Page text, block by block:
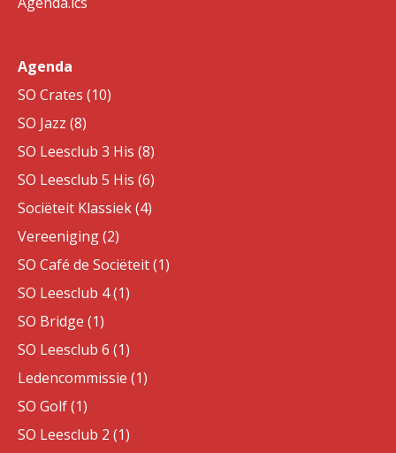
Agenda
SO Crates (10)
SO Jazz (8)
SO Leesclub 3 His (8)
SO Leesclub 5 His (6)
Sociëteit Klassiek (4)
Vereeniging (2)
SO Café de Sociëteit (1)
SO Leesclub 4 (1)
SO Bridge (1)
SO Leesclub 6 (1)
Ledencommissie (1)
SO Golf (1)
SO Leesclub 2 (1)